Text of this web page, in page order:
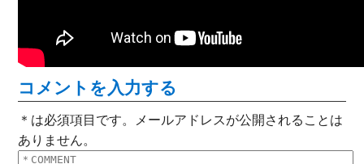
コメントを入力する
＊は必須項目です。メールアドレスが公開されることは
ありません。